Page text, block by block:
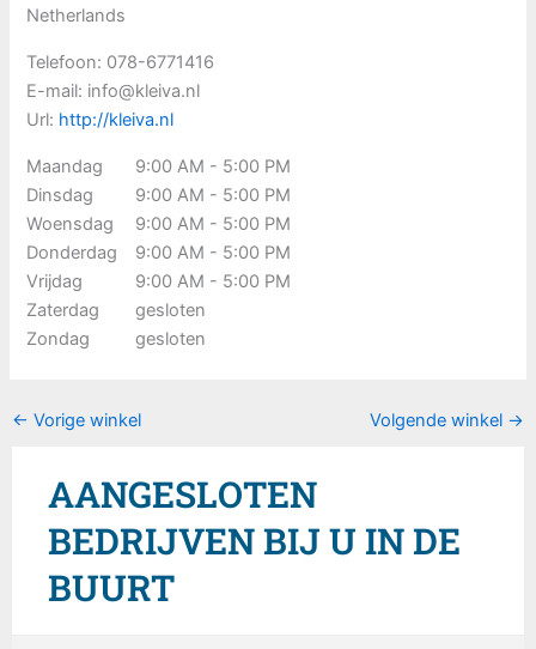
Netherlands
Telefoon: 078-6771416
E-mail: info@kleiva.nl
Url: http://kleiva.nl
Maandag
9:00 AM - 5:00 PM
Dinsdag
9:00 AM - 5:00 PM
Woensdag
9:00 AM - 5:00 PM
Donderdag
9:00 AM - 5:00 PM
Vrijdag
9:00 AM - 5:00 PM
Zaterdag
gesloten
Zondag
gesloten
← Vorige winkel Volgende winkel →
AANGESLOTEN
BEDRIJVEN BIJ U IN DE
BUURT